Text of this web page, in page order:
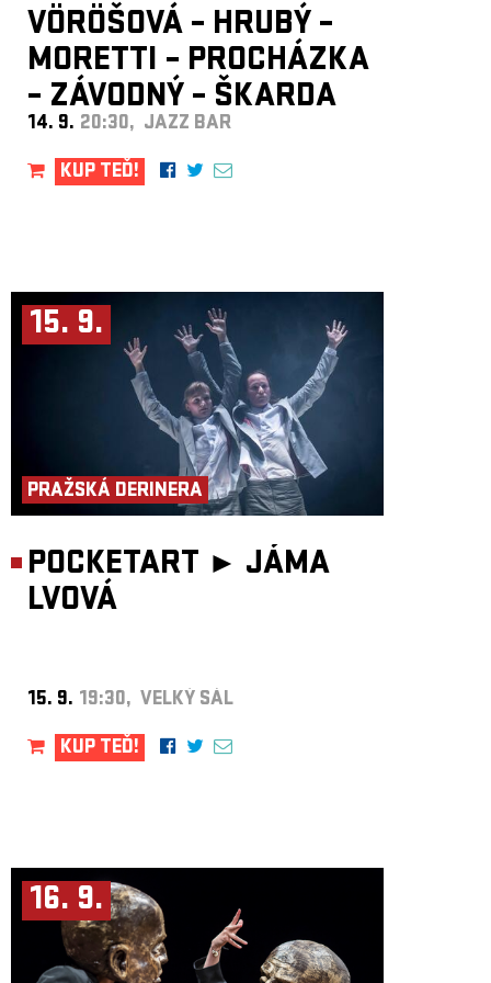
VÖRÖŠOVÁ – HRUBÝ –
MORETTI – PROCHÁZKA
– ZÁVODNÝ – ŠKARDA
14. 9. 20:30, JAZZ BAR
KUP TEĎ!
15. 9.
PRAŽSKÁ DERINERA
POCKETART ► JÁMA
LVOVÁ
15. 9. 19:30, VELKÝ SÁL
KUP TEĎ!
16. 9.